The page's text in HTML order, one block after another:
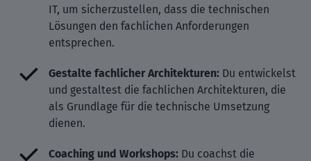
IT, um sicherzustellen, dass die technischen
Lösungen den fachlichen Anforderungen
entsprechen.
Gestalte fachlicher Architekturen: Du entwickelst
und gestaltest die fachlichen Architekturen, die
als Grundlage für die technische Umsetzung
dienen.
Coaching und Workshops: Du coachst die